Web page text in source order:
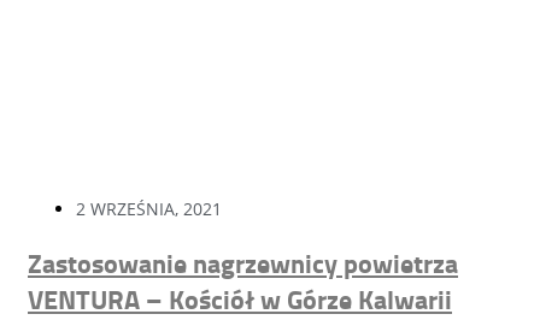
2 WRZEŚNIA, 2021
Zastosowanie nagrzewnicy powietrza
VENTURA – Kościół w Górze Kalwarii